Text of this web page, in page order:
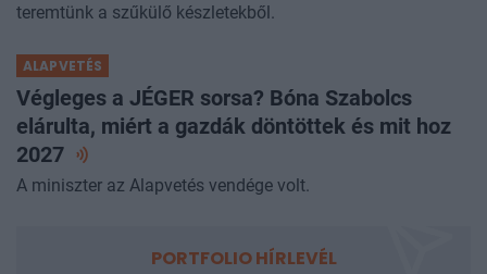
teremtünk a szűkülő készletekből.
ALAPVETÉS
Végleges a JÉGER sorsa? Bóna Szabolcs
elárulta, miért a gazdák döntöttek és mit hoz
2027
A miniszter az Alapvetés vendége volt.
PORTFOLIO HÍRLEVÉL